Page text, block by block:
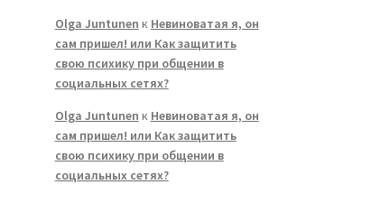
Olga Juntunen к Невиноватая я, он
сам пришел! или Как защитить
свою психику при общении в
социальных сетях?
Olga Juntunen к Невиноватая я, он
сам пришел! или Как защитить
свою психику при общении в
социальных сетях?